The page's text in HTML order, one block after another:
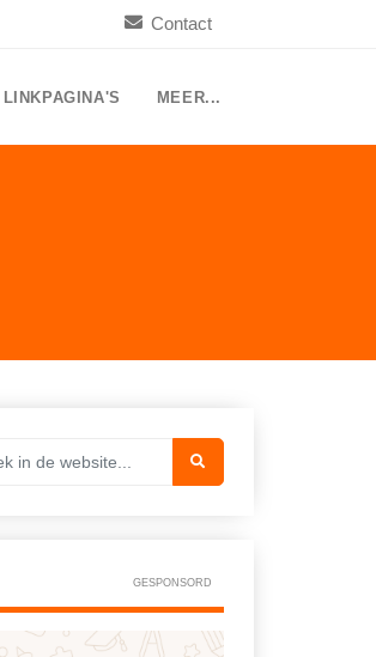
Contact
LINKPAGINA'S MEER...
GESPONSORD